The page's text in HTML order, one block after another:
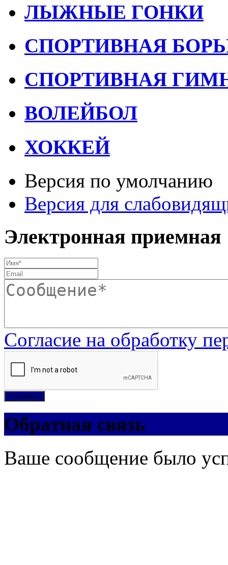
ЛЫЖНЫЕ ГОНКИ
СПОРТИВНАЯ
СПОРТИВНАЯ
ВОЛЕЙБОЛ
ХОККЕЙ
Версия по умолчанию
Версия для
Электронная приемная
Согласие на обработку
Отправить
Обратная связь
Ваше сообщение было